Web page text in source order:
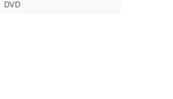
DVD